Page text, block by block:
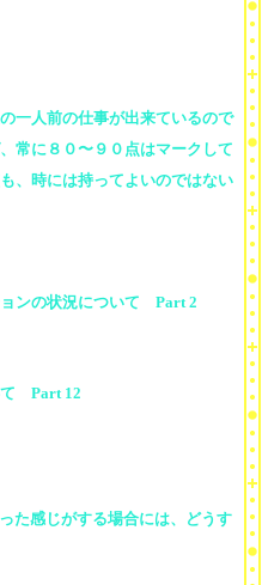
一人前の仕事が出来ているので
常に８０〜９０点はマークして
、時には持ってよいのではない
ョンの状況について Part 2
て Part 12
た感じがする場合には、どうす